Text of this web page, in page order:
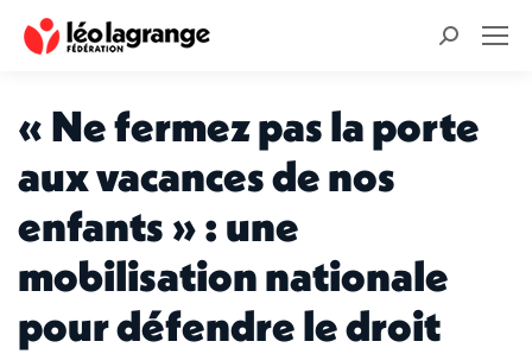
Recherche
« Ne fermez pas la porte
aux vacances de nos
enfants » : une
mobilisation nationale
pour défendre le droit